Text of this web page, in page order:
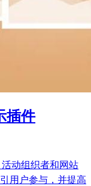
插件
活动组织者和网站
用户参与，并提高